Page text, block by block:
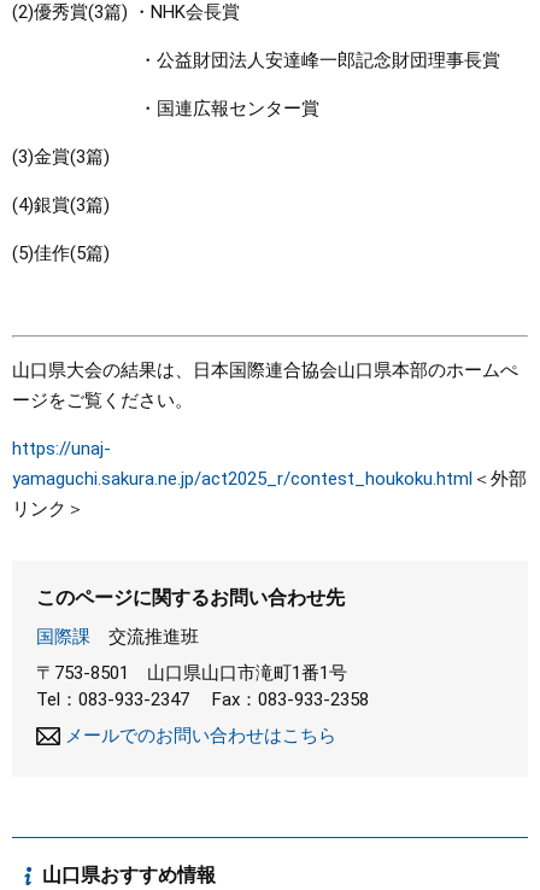
(2)優秀賞(3篇) ・NHK会長賞
・公益財団法人安達峰一郎記念財団理事長賞
・国連広報センター賞
(3)金賞(3篇)
(4)銀賞(3篇)
(5)佳作(5篇)
山口県大会の結果は、日本国際連合協会山口県本部のホームぺ
ージをご覧ください。
https://unaj-
yamaguchi.sakura.ne.jp/act2025_r/contest_houkoku.html ＜外部
リンク＞
このページに関するお問い合わせ先
国際課
交流推進班
〒753-8501
山口県山口市滝町1番1号
Tel：083-933-2347
Fax：083-933-2358
メールでのお問い合わせはこちら
山口県おすすめ情報